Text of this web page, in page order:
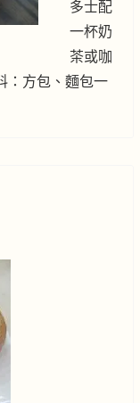
多士配
一杯奶
茶或咖
：方包、麵包一